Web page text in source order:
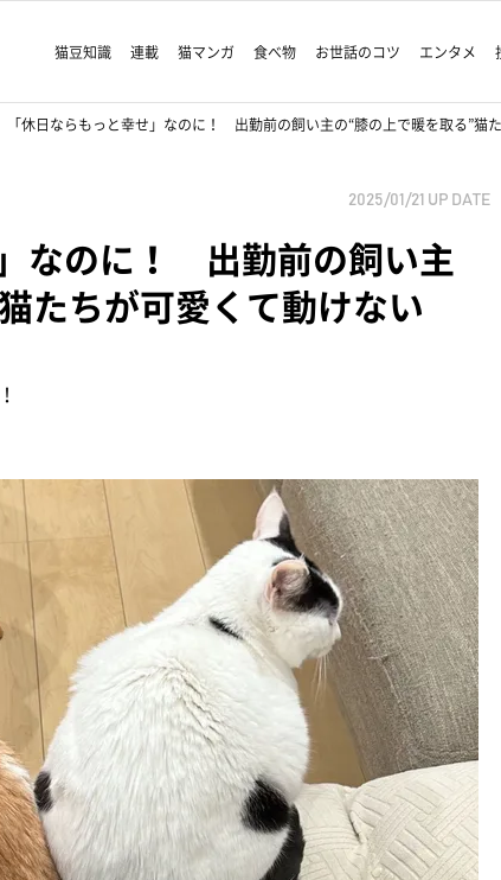
猫豆知識 連載 猫マンガ 食べ物 お世話のコツ エンタメ
「休日ならもっと幸せ」なのに！ 出勤前の飼い主の“膝の上で暖を取る”猫
2025/01/21 UP DATE
なのに！ 出勤前の飼い主
たちが可愛くて動けない